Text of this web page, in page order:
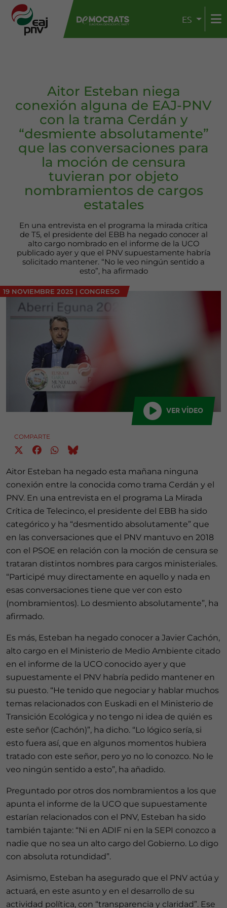
ES
Aitor Esteban niega
conexión alguna de EAJ-PNV
con la trama Cerdán y
“desmiente absolutamente”
que las conversaciones para
la moción de censura
tuvieran por objeto
nombramientos de cargos
estatales
En una entrevista en el programa la mirada crítica
de T5, el presidente del EBB ha negado conocer al
alto cargo nombrado en el informe de la UCO
publicado ayer y que el PNV supuestamente habría
solicitado mantener. “No le veo ningún sentido a
esto”, ha afirmado
19 NOVIEMBRE 2025 | CONGRESO
VER VÍDEO
COMPARTE
Aitor Esteban ha negado esta mañana ninguna
conexión entre la conocida como trama Cerdán y el
PNV. En una entrevista en el programa La Mirada
Crítica de Telecinco, el presidente del EBB ha sido
categórico y ha “desmentido absolutamente” que
en las conversaciones que el PNV mantuvo en 2018
con el PSOE en relación con la moción de censura se
trataran distintos nombres para cargos ministeriales.
“Participé muy directamente en aquello y nada en
esas conversaciones tiene que ver con esto
(nombramientos). Lo desmiento absolutamente”, ha
afirmado.
Es más, Esteban ha negado conocer a Javier Cachón,
alto cargo en el Ministerio de Medio Ambiente citado
en el informe de la UCO conocido ayer y que
supuestamente el PNV habría pedido mantener en
su puesto. “He tenido que negociar y hablar muchos
temas relacionados con Euskadi en el Ministerio de
Transición Ecológica y no tengo ni idea de quién es
este señor (Cachón)”, ha dicho. “Lo lógico sería, si
esto fuera así, que en algunos momentos hubiera
tratado con este señor, pero yo no lo conozco. No le
veo ningún sentido a esto”, ha añadido.
Preguntado por otros dos nombramientos a los que
apunta el informe de la UCO que supuestamente
estarían relacionados con el PNV, Esteban ha sido
también tajante: “Ni en ADIF ni en la SEPI conozco a
nadie que no sea un alto cargo del Gobierno. Lo digo
con absoluta rotundidad”.
Asimismo, Esteban ha asegurado que el PNV actúa y
actuará, en este asunto y en el desarrollo de su
actividad política, con “transparencia y claridad”. Ese